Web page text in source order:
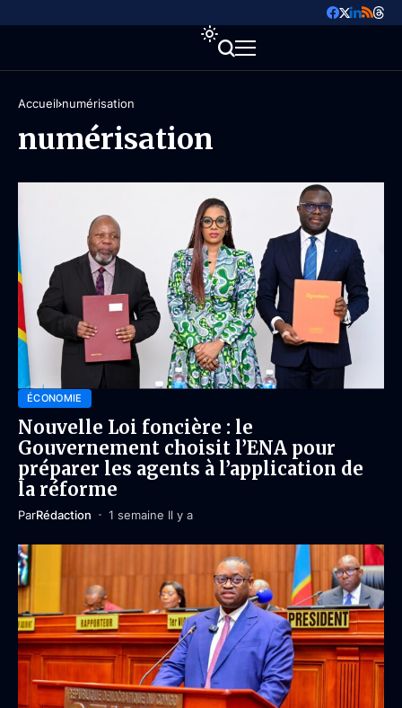
Accueil numérisation
numérisation
ÉCONOMIE
Nouvelle Loi foncière : le
Gouvernement choisit l’ENA pour
préparer les agents à l’application de
la réforme
ParRédaction 1 semaine Il y a